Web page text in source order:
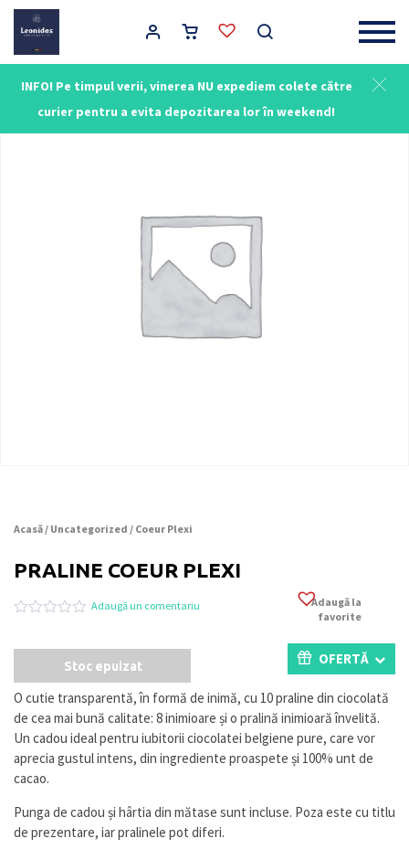
INFO! Pe timpul verii, vinerea NU expediem colete către
curier pentru a evita depozitarea lor în weekend!
Main Navigation
Acasă/ Uncategorized / Coeur Plexi
PRALINE COEUR PLEXI
0
5
pe
a
evaluări
la
clienți
Adaugă un comentariu
Adaugă la
favorite
Stoc epuizat OFERTĂ
O cutie transparentă, în formă de inimă, cu 10 praline din ciocolată
de cea mai bună calitate: 8 inimioare și o pralină inimioară învelită.
Un cadou ideal pentru iubitorii ciocolatei belgiene pure, care vor
aprecia gustul intens, din ingrediente proaspete și 100% unt de
cacao.
Punga de cadou și hârtia din mătase sunt incluse. Poza este cu titlu
de prezentare, iar pralinele pot diferi.